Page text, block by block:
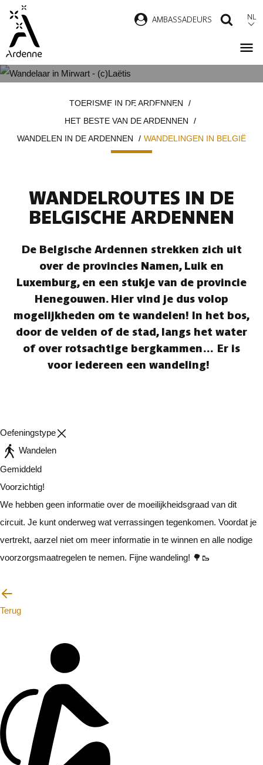
Overslaan
naar
inhoud
AMBASSADEURS NL
ARDENNEN
TOERISME IN DE ARDENNEN
HET BESTE VAN DE ARDENNEN
WANDELEN IN DE ARDENNEN
WANDELINGEN IN BELGIË
WANDELROUTES IN DE
BELGISCHE ARDENNEN
De Belgische Ardennen strekken zich uit
over de provincies Namen, Luik en
Luxemburg, en een stukje van de provincie
Henegouwen. Hier vind je dus volop
mogelijkheden om te wandelen! In het bos,
door de velden of de stad, langs het water
of over rotsachtige bergkammen… Er is
voor iedereen een wandeling!
Oefeningstype
Wandelen
Gemiddeld
Voorzichtig!
We hebben geen informatie over de moeilijkheidsgraad van dit
circuit. Je kunt onderweg wat verrassingen tegenkomen. Voordat je
vertrekt, aarzel niet om meer informatie in te winnen en alle nodige
voorzorgsmaatregelen te nemen. Fijne wandeling! 🌳🥾
Terug